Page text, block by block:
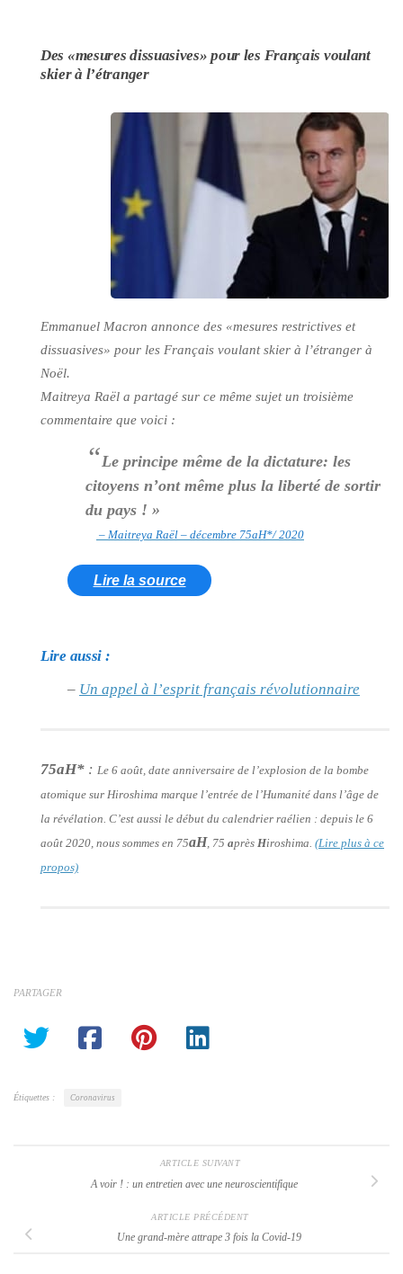
Des «mesures dissuasives» pour les Français voulant
skier à l’étranger
Emmanuel Macron annonce des «mesures restrictives et
dissuasives» pour les Français voulant skier à l’étranger à
Noël.
Maitreya Raël a partagé sur ce même sujet un troisième
commentaire que voici :
“Le principe même de la dictature: les
citoyens n’ont même plus la liberté de sortir
du pays ! »
– Maitreya Raël – décembre 75aH*/ 2020
Lire la source
Lire aussi :
– Un appel à l’esprit français révolutionnaire
75aH* : Le 6 août, date anniversaire de l’explosion de la bombe
atomique sur Hiroshima marque l’entrée de l’Humanité dans l’âge de
la révélation. C’est aussi le début du calendrier raélien : depuis le 6
août 2020, nous sommes en 75aH, 75 après Hiroshima. (Lire plus à ce
propos)
PARTAGER
Étiquettes : Coronavirus
ARTICLE SUIVANT
A voir ! : un entretien avec une neuroscientifique
ARTICLE PRÉCÉDENT
Une grand-mère attrape 3 fois la Covid-19